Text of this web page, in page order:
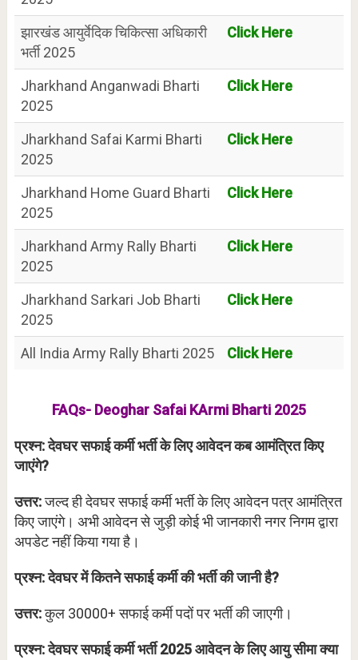
झारखंड आयुर्वेदिक चिकित्सा अधिकारी
भर्ती 2025
Click Here
Jharkhand Anganwadi Bharti
2025
Click Here
Jharkhand Safai Karmi Bharti
2025
Click Here
Jharkhand Home Guard Bharti
2025
Click Here
Jharkhand Army Rally Bharti
2025
Click Here
Jharkhand Sarkari Job Bharti
2025
Click Here
All India Army Rally Bharti 2025 Click Here
FAQs- Deoghar Safai KArmi Bharti 2025
प्रश्न: देवघर सफाई कर्मी भर्ती के लिए आवेदन कब आमंत्रित किए
जाएंगे?
उत्तर:जल्द ही देवघर सफाई कर्मी भर्ती के लिए आवेदन पत्र आमंत्रित
किए जाएंगे। अभी आवेदन से जुड़ी कोई भी जानकारी नगर निगम द्वारा
अपडेट नहीं किया गया है।
प्रश्न: देवघर में कितने सफाई कर्मी की भर्ती की जानी है?
उत्तर:कुल 30000+ सफाई कर्मी पदों पर भर्ती की जाएगी।
प्रश्न: देवघर सफाई कर्मी भर्ती 2025 आवेदन के लिए आयु सीमा क्या